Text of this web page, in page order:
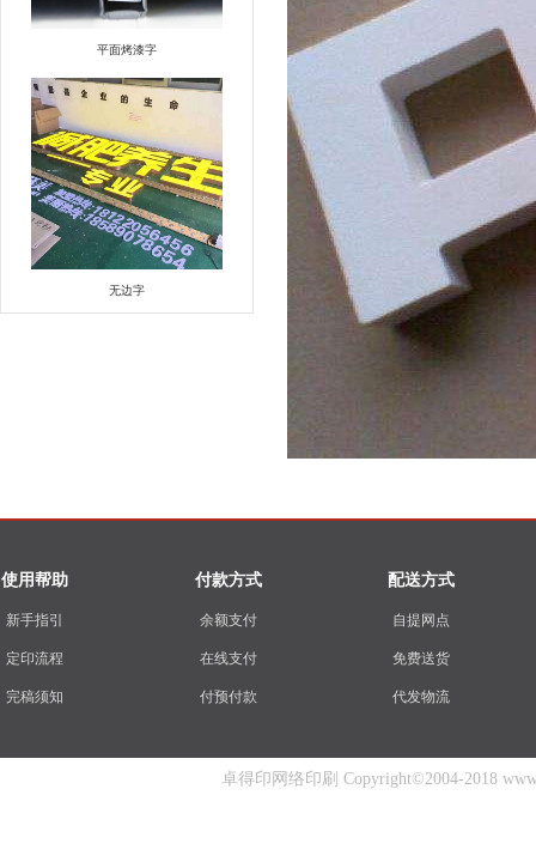
平面烤漆字
无边字
使用帮助
新手指引
定印流程
完稿须知
付款方式
余额支付
在线支付
付预付款
配送方式
自提网点
免费送货
代发物流
卓得印网络印刷 Copyright©2004-2018